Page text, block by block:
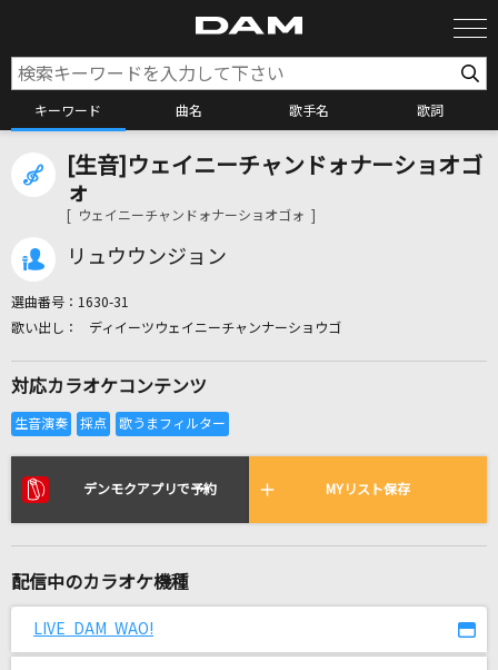
キーワード 曲名 歌手名 歌詞
カラオケ検索
カラオケ店舗検索
カラオケリクエスト
リアルタイムで歌われている曲の一覧
夏色
Best Friend
西野カナ
[生音]ウェイニーチャンドォナーショオゴ
ォ
[ ウェイニーチャンドォナーショオゴォ ]
リュウウンジョン
選曲番号： 1630-31
ディイーツウェイニーチャンナーショウゴ
対応カラオケコンテンツ
デンモクアプリで予約 MYリスト保存
配信中のカラオケ機種
LIVE DAM WAO!